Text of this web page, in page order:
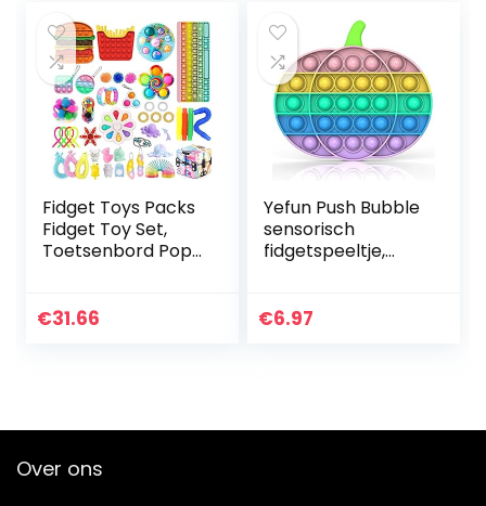
Fidget Toys Packs
Fidget Toy Set,
Toetsenbord Pop
Figetget Spinners,
€31.66
Yefun Push Bubble
sensorisch
fidgetspeeltje,
behoeften stil
€6.97
Over ons